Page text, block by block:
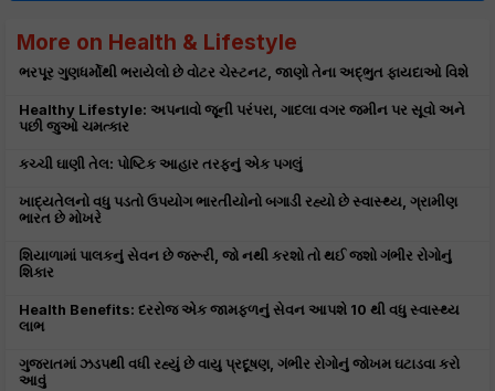
More on Health & Lifestyle
ભરપૂર ગુણધર્મોથી ભરાયેલો છે વોટર ચેસ્ટનટ, જાણો તેના અદ્ભુત ફાયદાઓ વિશે
Healthy Lifestyle: અપનાવો જૂની પરંપરા, ગાદલા વગર જમીન પર સૂવો અને
પછી જુઓ ચમત્કાર
કચ્ચી ઘાણી તેલ: પોષ્ટિક આહાર તરફનું એક પગલું
ખાદ્યતેલનો વધુ પડતો ઉપયોગ ભારતીયોનો બગાડી રહ્યો છે સ્વાસ્થ્ય, ગ્રામીણ
ભારત છે મોખરે
શિયાળામાં પાલકનું સેવન છે જરૂરી, જો નથી કરશો તો થઈ જશો ગંભીર રોગોનું
શિકાર
Health Benefits: દરરોજ એક જામફળનું સેવન આપશે 10 થી વધુ સ્વાસ્થ્ય
લાભ
ગુજરાતમાં ઝડપથી વધી રહ્યું છે વાયુ પ્રદૂષણ, ગંભીર રોગોનું જોખમ ઘટાડવા કરો
આવું